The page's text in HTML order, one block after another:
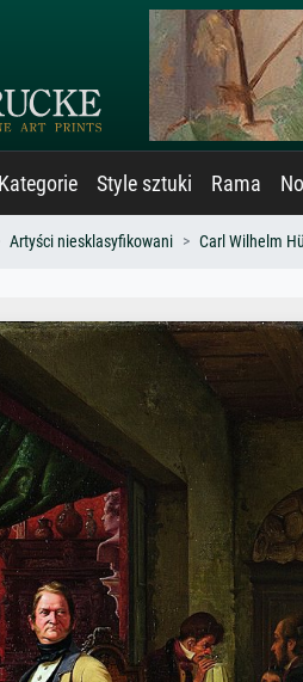
Kategorie Style sztuki Rama
Artyści niesklasyfikowani Carl Wilhelm